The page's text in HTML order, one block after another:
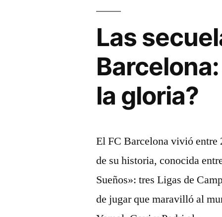
Las
la gloria?
El FC Barcelona vivió entre
de su historia, conocida
Sueños»: tres Ligas de
de jugar que maravilló al